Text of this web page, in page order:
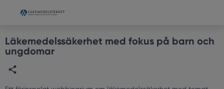
Portal
Läkemedelssäkerhet med fokus på barn och
ungdomar